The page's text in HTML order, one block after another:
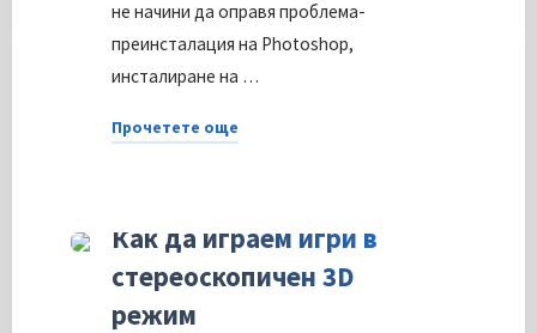
не начини да оправя проблема-
преинсталация на Photoshop,
инсталиране на …
Прочетете още
„something
prevented
the
Как да играем игри в
стереоскопичен 3D
режим